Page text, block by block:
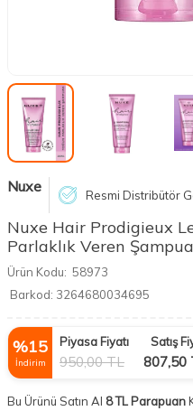
Nuxe Resmi Distribütör
Nuxe Hair Prodigieux
Parlaklık Veren
Ürün Kodu: 58973
Barkod: 3264680034695
%15
İndirim
Piyasa Fiyatı
950,00TL
Satış
807,50
Bu Ürünü Satın Al 8 TL Parapuan